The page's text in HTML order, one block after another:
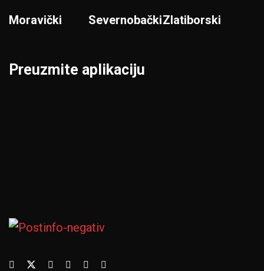
Moravički SevernobačkiZlatiborski
Preuzmite aplikaciju